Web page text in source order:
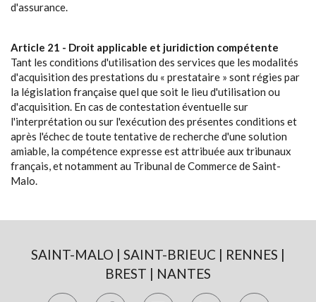
d'assurance.
Article 21 - Droit applicable et juridiction compétente
Tant les conditions d'utilisation des services que les modalités
d'acquisition des prestations du « prestataire » sont régies par
la législation française quel que soit le lieu d'utilisation ou
d'acquisition. En cas de contestation éventuelle sur
l'interprétation ou sur l'exécution des présentes conditions et
après l'échec de toute tentative de recherche d'une solution
amiable, la compétence expresse est attribuée aux tribunaux
français, et notamment au Tribunal de Commerce de Saint-
Malo.
SAINT-MALO | SAINT-BRIEUC | RENNES |
BREST | NANTES